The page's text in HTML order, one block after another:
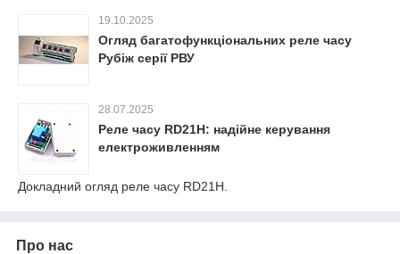
19.10.2025
Огляд багатофункціональних реле часу
Рубіж серії РВУ
28.07.2025
Реле часу RD21H: надійне керування
електроживленням
Докладний огляд реле часу RD21H.
Про нас